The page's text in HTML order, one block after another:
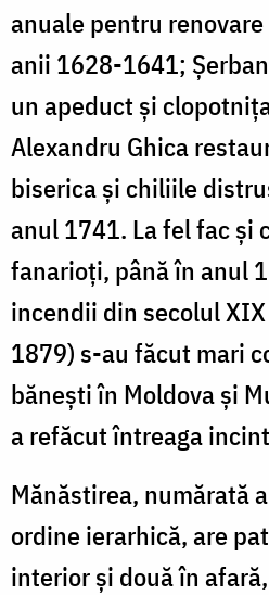
anuale pentru
anii 1628-1641;
un apeduct şi
Alexandru Ghica
biserica şi chiliile
anul 1741. La fel fac şi
fanarioţi, până în anul
incendii din secolul
1879) s-au făcut mari
băneşti în Moldova şi
a refăcut întreaga
Mănăstirea, numărată
ordine ierarhică, are
interior şi două în